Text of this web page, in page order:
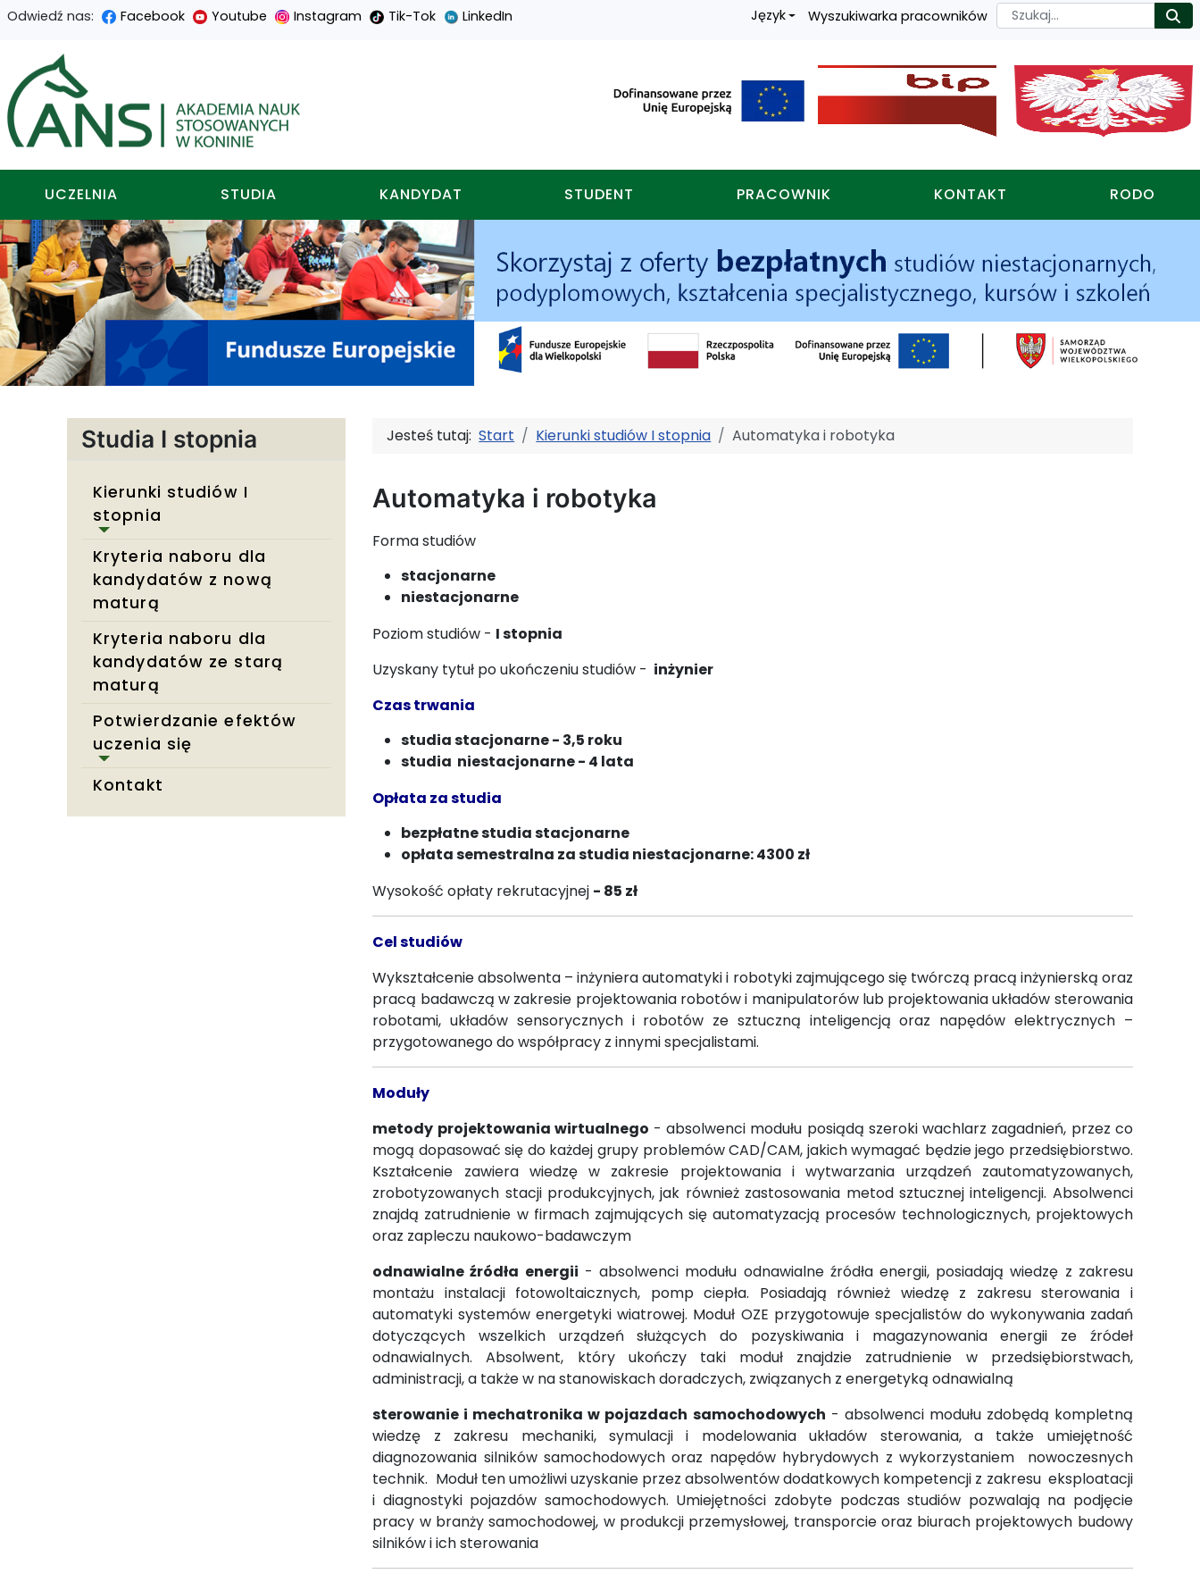
Przejdź
do
treści
głównej
Przejdź
do
menu
nawigacyjnego
Przejdź
do
wyszukiwarki
Przejdź
do
mapy
strony
Odwiedź nas: Facebook Youtube Instagram Tik-Tok LinkedIn Język Wyszukiwarka pracowników Szukaj
Akademia nauk stosowanych w koninie
UCZELNIA STUDIA KANDYDAT STUDENT PRACOWNIK KONTAKT RODO
Studia I stopnia
Kierunki studiów I
stopnia
Kryteria naboru dla
kandydatów z nową
maturą
Kryteria naboru dla
kandydatów ze starą
maturą
Potwierdzanie efektów
uczenia się
Kontakt
Jesteś tutaj:Start Kierunki studiów I stopnia Automatyka i robotyka
Automatyka i robotyka
Forma studiów
stacjonarne
niestacjonarne
Poziom studiów - I stopnia
Uzyskany tytuł po ukończeniu studiów - inżynier
Czas trwania
studia stacjonarne - 3,5 roku
studia niestacjonarne - 4 lata
Opłata za studia
bezpłatne studia stacjonarne
opłata semestralna za studia niestacjonarne: 4300 zł
Wysokość opłaty rekrutacyjnej - 85 zł
Cel studiów
Wykształcenie absolwenta – inżyniera automatyki i robotyki zajmującego się twórczą pracą inżynierską oraz
pracą badawczą w zakresie projektowania robotów i manipulatorów lub projektowania układów sterowania
robotami, układów sensorycznych i robotów ze sztuczną inteligencją oraz napędów elektrycznych –
przygotowanego do współpracy z innymi specjalistami.
Moduły
metody projektowania wirtualnego - absolwenci modułu posiądą szeroki wachlarz zagadnień, przez co
mogą dopasować się do każdej grupy problemów CAD/CAM, jakich wymagać będzie jego przedsiębiorstwo.
Kształcenie zawiera wiedzę w zakresie projektowania i wytwarzania urządzeń zautomatyzowanych,
zrobotyzowanych stacji produkcyjnych, jak również zastosowania metod sztucznej inteligencji. Absolwenci
znajdą zatrudnienie w firmach zajmujących się automatyzacją procesów technologicznych, projektowych
oraz zapleczu naukowo-badawczym
odnawialne źródła energii - absolwenci modułu odnawialne źródła energii, posiadają wiedzę z zakresu
montażu instalacji fotowoltaicznych, pomp ciepła. Posiadają również wiedzę z zakresu sterowania i
automatyki systemów energetyki wiatrowej. Moduł OZE przygotowuje specjalistów do wykonywania zadań
dotyczących wszelkich urządzeń służących do pozyskiwania i magazynowania energii ze źródeł
odnawialnych. Absolwent, który ukończy taki moduł znajdzie zatrudnienie w przedsiębiorstwach,
administracji, a także w na stanowiskach doradczych, związanych z energetyką odnawialną
sterowanie i mechatronika w pojazdach samochodowych - absolwenci modułu zdobędą kompletną
wiedzę z zakresu mechaniki, symulacji i modelowania układów sterowania, a także umiejętność
diagnozowania silników samochodowych oraz napędów hybrydowych z wykorzystaniem nowoczesnych
technik. Moduł ten umożliwi uzyskanie przez absolwentów dodatkowych kompetencji z zakresu eksploatacji
i diagnostyki pojazdów samochodowych. Umiejętności zdobyte podczas studiów pozwalają na podjęcie
pracy w branży samochodowej, w produkcji przemysłowej, transporcie oraz biurach projektowych budowy
silników i ich sterowania